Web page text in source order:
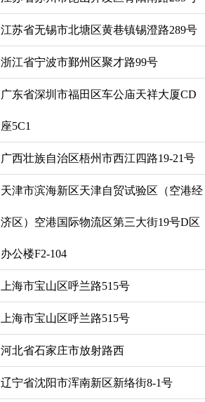
江苏省无锡市北塘区黄巷镇锡澄路289号
浙江省宁波市鄞州区聚才路99号
广东省深圳市福田区车公庙天祥大厦CD
座5C1
广西壮族自治区梧州市西江四路19-21号
天津市滨海新区天津自贸试验区（空港经
济区）空港国际物流区第三大街19号D区
办公楼F2-104
上海市宝山区呼兰路515号
上海市宝山区呼兰路515号
河北省石家庄市放射路西
辽宁省沈阳市浑南新区新络街8-1号